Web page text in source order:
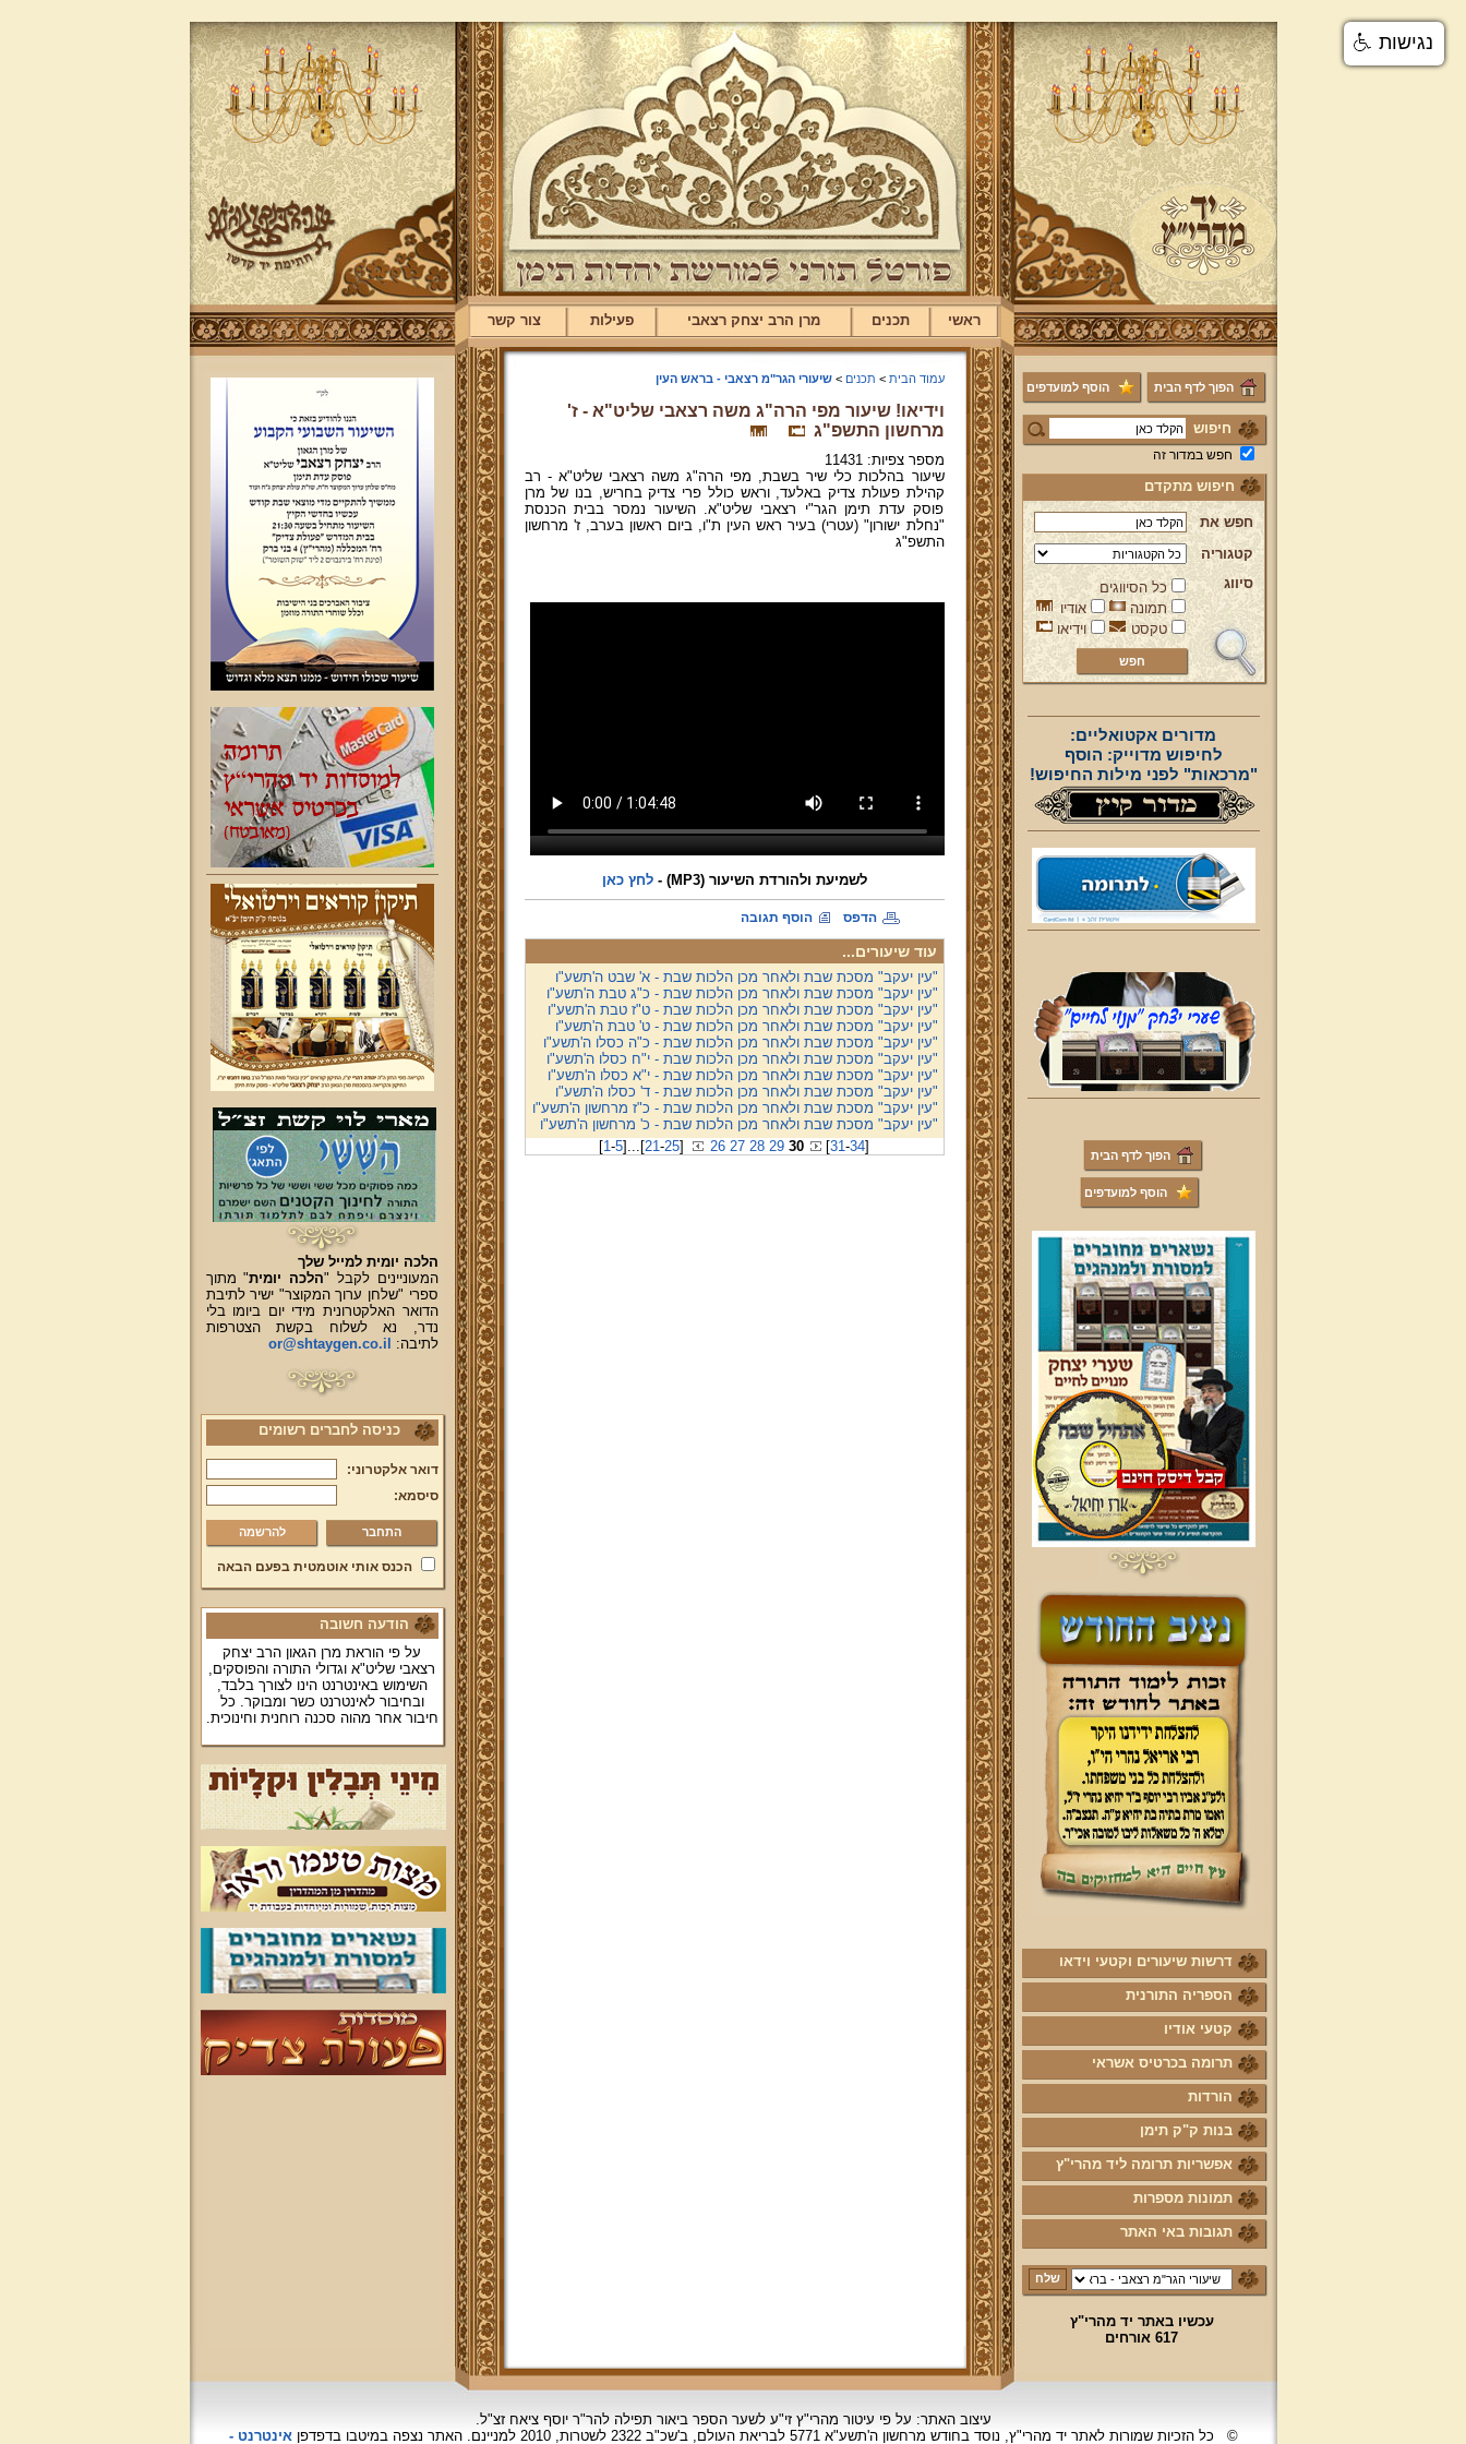
ראשי תכנים מרן הרב יצחק רצאבי פעילות צור קשר
הפוך לדף הבית הוסף למועדפים
חיפוש
חפש במדור זה
חיפוש מתקדם
חפש את
קטגוריה
סיווג
כל הסיווגים
תמונה
אודיו
טקסט
וידיאו
מדורים אקטואליים:
לחיפוש מדוייק: הוסף
"מרכאות" לפני מילות החיפוש!
הפוך לדף הבית
הוסף למועדפים
דרשות שיעורים וקטעי וידאו
הספריה התורנית
קטעי אודיו
תרומה בכרטיס אשראי
הורדות
בנות ק"ק תימן
אפשריות תרומה ליד מהרי"ץ
תמונות מספרות
תגובות באי האתר
עכשיו באתר יד מהרי"ץ
617 אורחים
עמוד הבית > תכנים >שיעורי הגר"מ רצאבי - בראש העין
וידיאו! שיעור מפי הרה"ג משה רצאבי שליט"א - ז'
מרחשון התשפ"ג
מספר צפיות: 11431
שיעור בהלכות כלי שיר בשבת, מפי הרה"ג משה רצאבי שליט"א - רב
קהילת פעולת צדיק באלעד, וראש כולל פרי צדיק בחריש, בנו של מרן
פוסק עדת תימן הגר"י רצאבי שליט"א. השיעור נמסר בבית הכנסת
"נחלת ישורון" (עטרי) בעיר ראש העין ת"ו, ביום ראשון בערב, ז' מרחשון
התשפ"ג
לשמיעת ולהורדת השיעור (MP3) -לחץ כאן
הדפס הוסף תגובה
עוד שיעורים...
"עין יעקב" מסכת שבת ולאחר מכן הלכות שבת - א' שבט ה'תשע"ו
"עין יעקב" מסכת שבת ולאחר מכן הלכות שבת - כ"ג טבת ה'תשע"ו
"עין יעקב" מסכת שבת ולאחר מכן הלכות שבת - ט"ז טבת ה'תשע"ו
"עין יעקב" מסכת שבת ולאחר מכן הלכות שבת - ט' טבת ה'תשע"ו
"עין יעקב" מסכת שבת ולאחר מכן הלכות שבת - כ"ה כסלו ה'תשע"ו
"עין יעקב" מסכת שבת ולאחר מכן הלכות שבת - י"ח כסלו ה'תשע"ו
"עין יעקב" מסכת שבת ולאחר מכן הלכות שבת - י"א כסלו ה'תשע"ו
"עין יעקב" מסכת שבת ולאחר מכן הלכות שבת - ד' כסלו ה'תשע"ו
"עין יעקב" מסכת שבת ולאחר מכן הלכות שבת - כ"ז מרחשון ה'תשע"ו
"עין יעקב" מסכת שבת ולאחר מכן הלכות שבת - כ' מרחשון ה'תשע"ו
[1-5] ... [21-25] 26 27 28 29 30 [31-34]
הלכה יומית למייל שלך
המעוניינים לקבל "הלכה יומית" מתוך
ספרי "שלחן ערוך המקוצר" ישיר לתיבת
הדואר האלקטרונית מידי יום ביומו בלי
נדר, נא לשלוח בקשת הצטרפות
לתיבה:
or@shtaygen.co.il
כניסה לחברים רשומים
דואר אלקטרוני:
סיסמא:
להרשמה
הכנס אותי אוטמטית בפעם הבאה
הודעה חשובה
על פי הוראת מרן הגאון הרב יצחק
רצאבי שליט"א וגדולי התורה והפוסקים,
השימוש באינטרנט הינו לצורך בלבד,
ובחיבור לאינטרנט כשר ומבוקר. כל
חיבור אחר מהוה סכנה רוחנית וחינוכית.
עיצוב האתר: על פי עיטור מהרי"ץ זי"ע לשער הספר ביאור תפילה להר"ר יוסף ציאח זצ"ל.
©
כל הזכיות שמורות לאתר יד מהרי"ץ, נוסד בחודש מרחשוןה'תשע"א 5771 לבריאת העולם, ב'שכ"ב 2322 לשטרות, 2010 למניינם. האתר נצפהבמיטבו בדפדפןאינטרנט -
נגישות